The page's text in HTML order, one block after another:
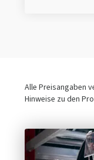
Alle Preisangaben
Hinweise zu den